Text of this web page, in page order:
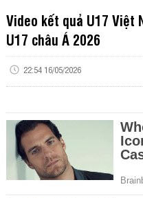
Video kết quả U17 Việt
U17 châu Á 2026
22:54 16/05/2026